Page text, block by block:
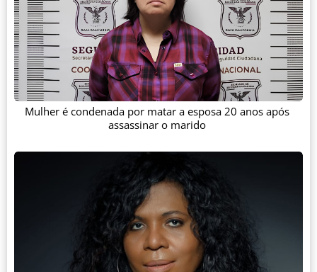
Mulher é condenada por matar a esposa 20 anos após
assassinar o marido